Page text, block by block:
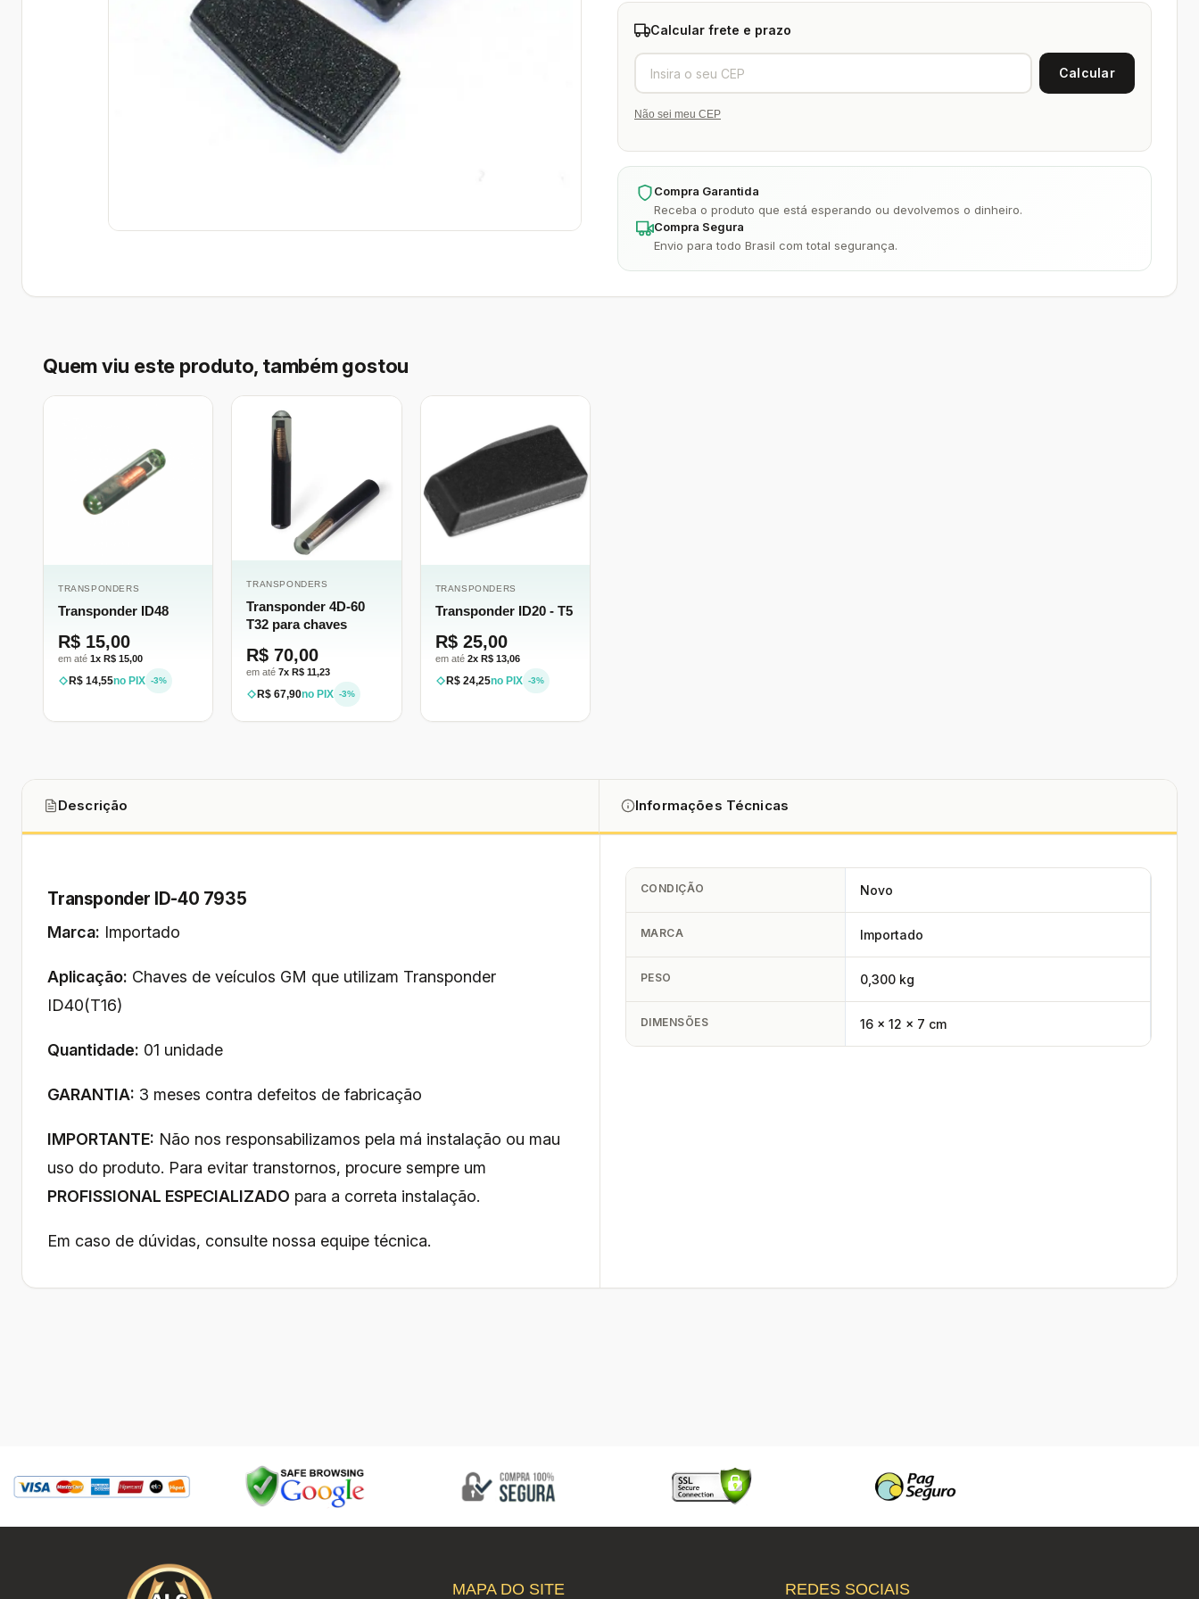
Calcular frete e prazo
Não sei meu CEP
Compra Garantida
Receba o produto que está esperando ou devolvemos o dinheiro.
Compra Segura
Envio para todo Brasil com total segurança.
Quem viu este produto, também gostou
TRANSPONDERS
Transponder ID48
R$ 15,00
em até 1x R$ 15,00
R$ 14,55no PIX -3%
TRANSPONDERS
Transponder 4D-60
T32 para chaves
R$ 70,00
em até7x R$ 11,23
R$ 67,90no PIX -3%
TRANSPONDERS
Transponder ID20 - T5
R$ 25,00
em até 2x R$ 13,06
R$ 24,25no PIX -3%
Descrição Informações Técnicas
Transponder ID-40 7935
Marca: Importado
Aplicação: Chaves de veículos GM que utilizam Transponder
ID40(T16)
Quantidade: 01 unidade
GARANTIA: 3 meses contra defeitos de fabricação
IMPORTANTE: Não nos responsabilizamos pela má instalação ou mau
uso do produto. Para evitar transtornos, procure sempre um
PROFISSIONAL ESPECIALIZADO para a correta instalação.
Em caso de dúvidas, consulte nossa equipe técnica.
CONDIÇÃO Novo
MARCA Importado
PESO 0,300 kg
DIMENSÕES 16 × 12 × 7 cm
MAPA DO SITE REDES SOCIAIS